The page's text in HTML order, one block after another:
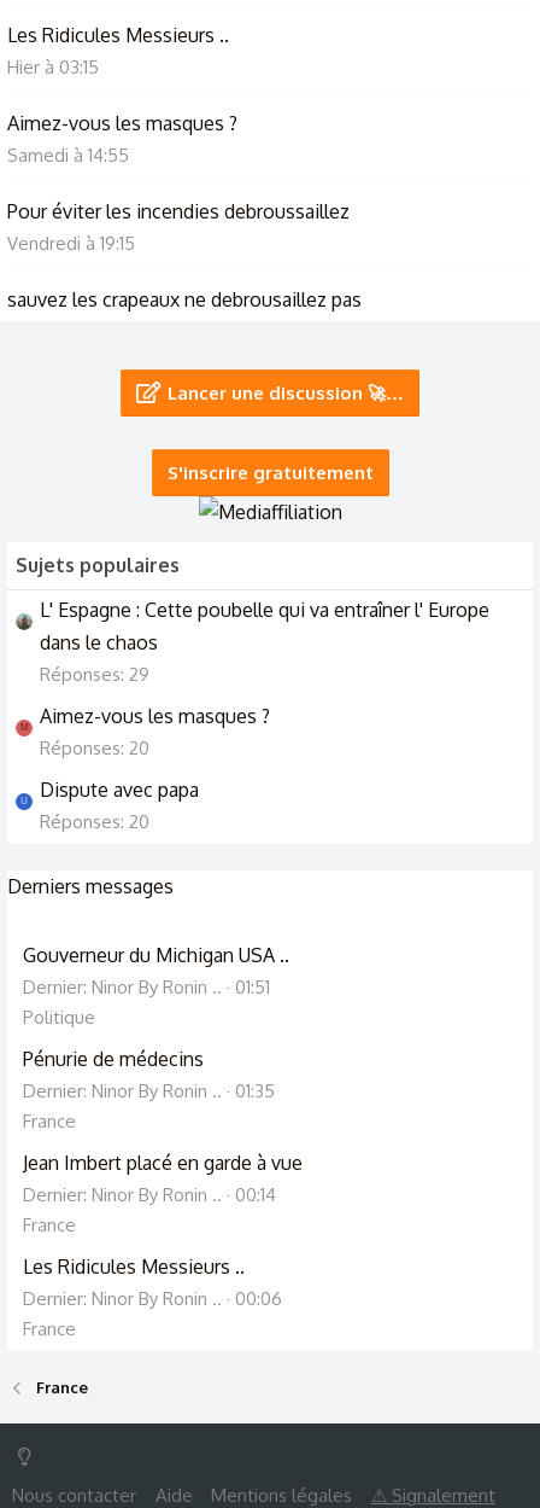
Les Ridicules Messieurs ..
Hier à 03:15
Aimez-vous les masques ?
Samedi à 14:55
Pour éviter les incendies debroussaillez
Vendredi à 19:15
sauvez les crapeaux ne debrousaillez pas
Les extraterrestresLancer une discussion 🚀…
S'inscrire gratuitement
Sujets populaires
L' Espagne : Cette poubelle qui va entraîner l' Europe
dans le chaos
Réponses: 29
M Aimez-vous les masques ?
Réponses: 20
Dispute avec papa
Réponses: 20
Derniers messages
Gouverneur du Michigan USA ..
Dernier: Ninor By Ronin ..
01:51
Politique
Pénurie de médecins
Dernier: Ninor By Ronin ..
01:35
France
Jean Imbert placé en garde à vue
Dernier: Ninor By Ronin ..
00:14
France
Les Ridicules Messieurs ..
Dernier: Ninor By Ronin ..
00:06
France
France
Nous contacter Aide Mentions légales ⚠ Signalement